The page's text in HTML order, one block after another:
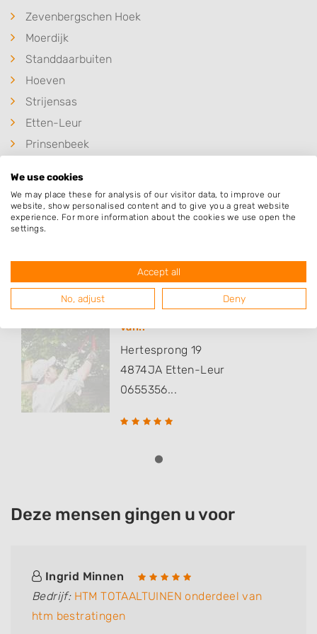
Zevenbergschen Hoek
Moerdijk
Standdaarbuiten
Hoeven
Strijensas
Etten-Leur
Prinsenbeek
Populaire hoveniers
HTM TOTAALTUINEN onderdeel
van..
Hertesprong 19
4874JA Etten-Leur
0655356...
Deze mensen gingen u voor
Ingrid Minnen
Bedrijf: HTM TOTAALTUINEN onderdeel van
htm bestratingen
We use cookies
We may place these for analysis of our visitor data, to improve our
website, show personalised content and to give you a great website
experience. For more information about the cookies we use open the
settings.
Accept all
No, adjust Deny